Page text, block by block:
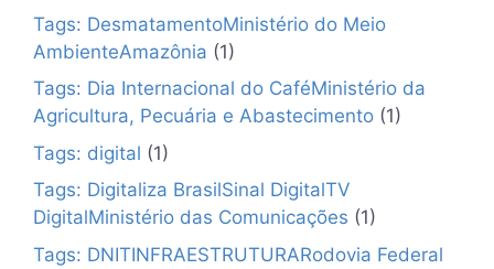
Tags: DesmatamentoMinistério do Meio
AmbienteAmazônia (1)
Tags: Dia Internacional do CaféMinistério da
Agricultura, Pecuária e Abastecimento (1)
Tags: digital (1)
Tags: Digitaliza BrasilSinal DigitalTV
DigitalMinistério das Comunicações (1)
Tags: DNITINFRAESTRUTURARodovia Federal